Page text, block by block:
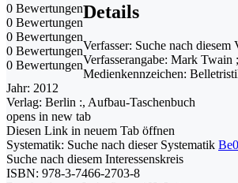
0 Bewertungen
0 Bewertungen
0 Bewertungen
0 Bewertungen
0 Bewertungen
Details
Verfasser: Suche nach diesem
Verfasserangabe: Mark Twain
Medienkennzeichen:
Jahr: 2012
Verlag: Berlin :, Aufbau-Taschenbuch
opens in new tab
Diesen Link in neuem Tab öffnen
Systematik: Suche nach dieser Systematik Be0
Suche nach diesem Interessenskreis
ISBN: 978-3-7466-2703-8